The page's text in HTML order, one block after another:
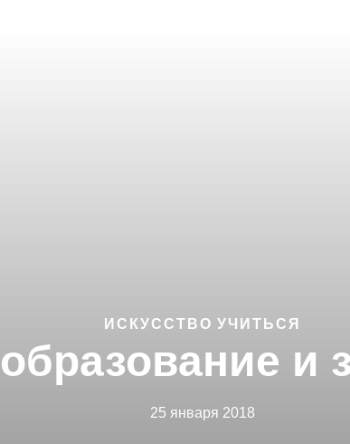
ИСКУССТВО УЧИТЬСЯ
и
25 января 2018